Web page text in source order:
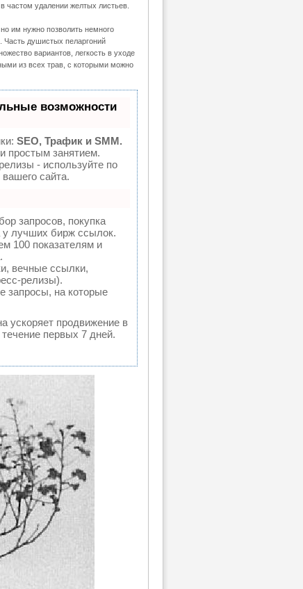
частом удалении желтых листьев.
им нужно позволить немного
Часть душистых пеларгоний
вариантов, легкость в уходе
из всех трав, с которыми можно
возможности
SEO, Трафик и SMM.
простым занятием.
- используйте по
сайта.
запросов, покупка
у лучших бирж ссылок.
100 показателям и
вечные ссылки,
релизы).
запросы, на которые
ускоряет продвижение в
первых 7 дней.